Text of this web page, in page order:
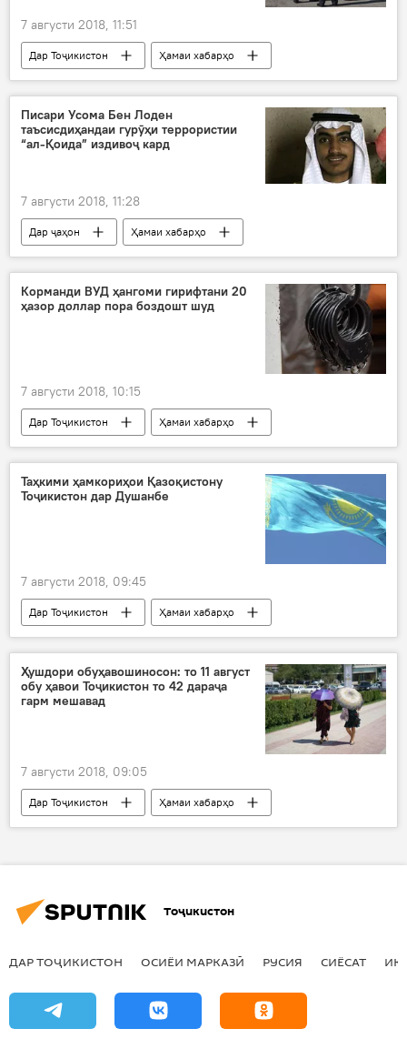
7 августи 2018, 11:51
Дар Тоҷикистон
Ҳамаи хабарҳо
Роғун
пора
пулис
кормандони милитсия
ришва
Писари Усома Бен Лоден
таъсисдиҳандаи гурӯҳи террористии
“ал-Қоида” издивоҷ кард
7 августи 2018, 11:28
Дар ҷаҳон
Ҳамаи хабарҳо
Арабистони Саудӣ
издивоҷ
писар
Бен Лоден
Корманди ВУД ҳангоми гирифтани 20
ҳазор доллар пора боздошт шуд
7 августи 2018, 10:15
Дар Тоҷикистон
Ҳамаи хабарҳо
коррупсия
ришва
пора
Таҳкими ҳамкориҳои Қазоқистону
Тоҷикистон дар Душанбе
7 августи 2018, 09:45
Дар Тоҷикистон
Ҳамаи хабарҳо
ҳамкорӣ
Форуми иқтисоду ҳамкорӣ
Қазоқистон
Ҳушдори обуҳавошиносон: то 11 август
обу ҳавои Тоҷикистон то 42 дараҷа
гарм мешавад
7 августи 2018, 09:05
Дар Тоҷикистон
Ҳамаи хабарҳо
Обу ҳаво
тағйирёбанда
Душанбе
Тоҷикистон
ДАР ТОҶИКИСТОН ОСИЁИ МАРКАЗӢ РУСИЯ СИЁСАТ